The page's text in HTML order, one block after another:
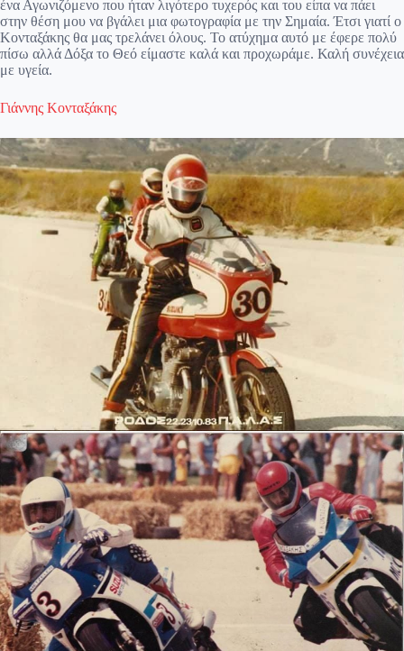
ένα Αγωνιζόμενο που ήταν λιγότερο τυχερός και του είπα να πάει
στην θέση μου να βγάλει μια φωτογραφία με την Σημαία. Έτσι γιατί ο
Κονταξάκης θα μας τρελάνει όλους. Το ατύχημα αυτό με έφερε πολύ
πίσω αλλά Δόξα το Θεό είμαστε καλά και προχωράμε. Καλή συνέχεια
με υγεία.
Γιάννης Κονταξάκης